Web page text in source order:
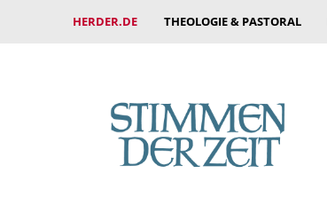
HERDER.DE THEOLOGIE & PASTORAL